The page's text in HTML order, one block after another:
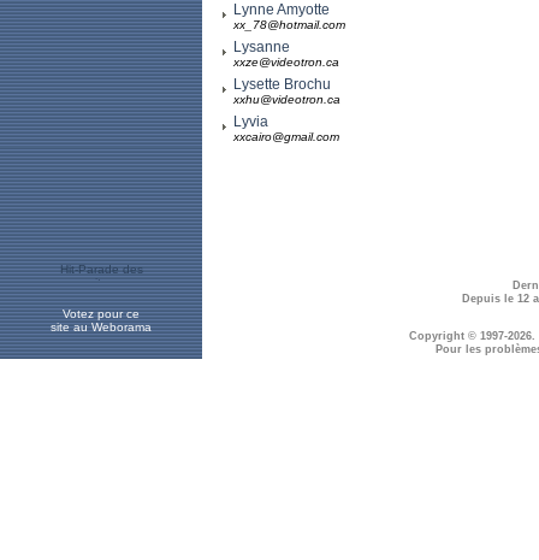
Lynne Amyotte
xx_78@hotmail.com
Lysanne
xxze@videotron.ca
Lysette Brochu
xxhu@videotron.ca
Lyvia
xxcairo@gmail.com
Votez pour ce
site au Weborama
Depuis le 12
Copyright © 1997-2026.
Pour les